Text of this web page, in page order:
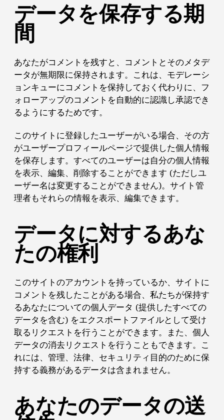
データを保存する期
間
あなたがコメントを残すと、コメントとそのメタデ
ータが無期限に保持されます。これは、モデレーシ
ョンキューにコメントを保持しておく代わりに、フ
ォローアップのコメントを自動的に認識し承認でき
るようにするためです。
このサイトに登録したユーザーがいる場合、その方
がユーザープロフィールページで提供した個人情報
を保存します。すべてのユーザーは自分の個人情報
を表示、編集、削除することができます (ただしユ
ーザー名は変更することができません)。サイト管
理者もそれらの情報を表示、編集できます。
データに対するあな
たの権利
このサイトのアカウントを持っているか、サイトに
コメントを残したことがある場合、私たちが保持す
るあなたについての個人データ (提供したすべての
データを含む) をエクスポートファイルとして受け
取るリクエストを行うことができます。また、個人
データの消去リクエストを行うこともできます。こ
れには、管理、法律、セキュリティ目的のために保
持する義務があるデータは含まれません。
あなたのデータの送